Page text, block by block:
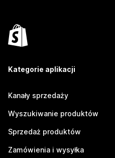
Kategorie aplikacji
Kanały sprzedaży
Wyszukiwanie produktów
Sprzedaż produktów
Zamówienia i wysyłka